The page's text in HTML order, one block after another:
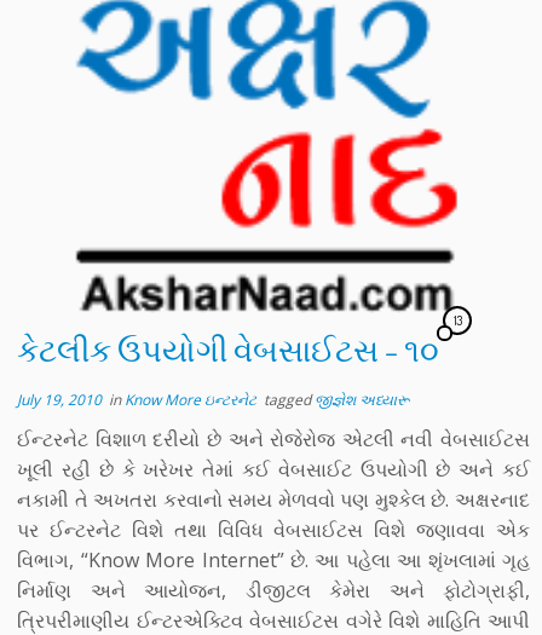
કેટલીક ઉપયોગી વેબસાઈટસ – ૧૦
13
July 19, 2010inKnow More ઇન્ટરનેટ taggedજીજ્ઞેશ અધ્યારૂ
ઈન્ટરનેટ વિશાળ દરીયો છે અને રોજેરોજ એટલી નવી વેબસાઈટસ
ખૂલી રહી છે કે ખરેખર તેમાં કઈ વેબસાઈટ ઉપયોગી છે અને કઈ
નકામી તે અખતરા કરવાનો સમય મેળવવો પણ મુશ્કેલ છે. અક્ષરનાદ
પર ઈન્ટરનેટ વિશે તથા વિવિધ વેબસાઈટસ વિશે જણાવવા એક
વિભાગ, “Know More Internet” છે. આ પહેલા આ શૃંખલામાં ગૃહ
નિર્માણ અને આયોજન, ડીજીટલ કેમેરા અને ફોટોગ્રાફી,
ત્રિપરીમાણીય ઈન્ટરએક્ટિવ વેબસાઈટસ વગેરે વિશે માહિતિ આપી